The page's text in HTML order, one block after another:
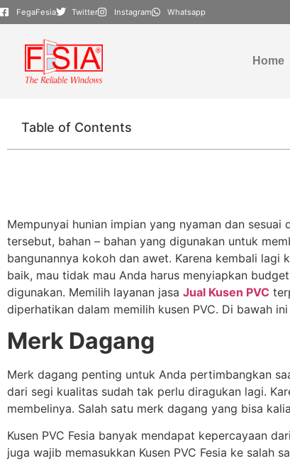
FegaFesia Twitter Instagram Whatsapp
Home
Table of Contents
Mempunyai hunian impian yang nyaman dan
tersebut, bahan – bahan yang digunakan untuk
bangunannya kokoh dan awet. Karena kembali
baik, mau tidak mau Anda harus menyiapkan
digunakan. Memilih layanan jasa Jual Kusen PVC
diperhatikan dalam memilih kusen PVC. Di bawah
Merk Dagang
Merk dagang penting untuk Anda pertimbangkan
dari segi kualitas sudah tak perlu diragukan lagi.
membelinya. Salah satu merk dagang yang bisa
Kusen PVC Fesia banyak mendapat kepercayaan
juga wajib memasukkan Kusen PVC Fesia ke salah